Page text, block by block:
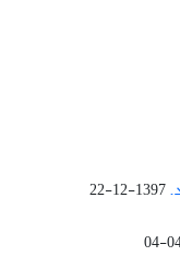
1397-12-22